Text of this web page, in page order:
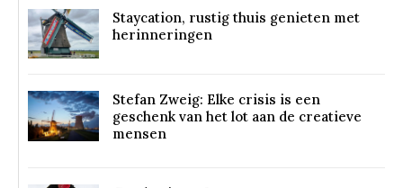
Staycation, rustig thuis genieten met
herinneringen
Stefan Zweig: Elke crisis is een
geschenk van het lot aan de creatieve
mensen